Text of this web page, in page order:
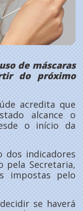
de máscaras
do próximo
acredita que
alcance o
o início da
dos indicadores
pela Secretaria,
impostas pelo
se haverá